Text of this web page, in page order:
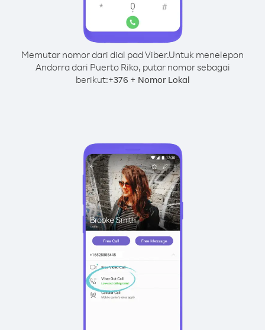
Memutar nomor dari dial pad Viber.Untuk menelepon
Andorra dari Puerto Riko, putar nomor sebagai
berikut:+376 + Nomor Lokal